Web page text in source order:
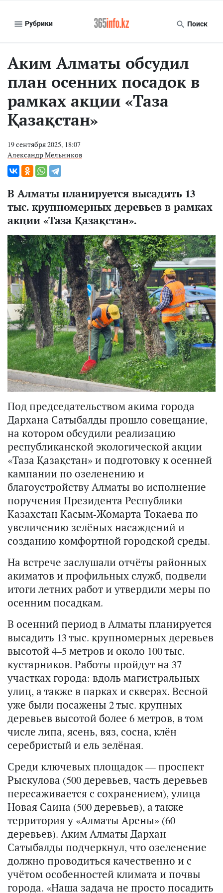
Рубрики Поиск
Аким Алматы обсудил
план осенних посадок в
рамках акции «Таза
Қазақстан»
19 сентября 2025, 18:07
Александр Мельников
В Алматы планируется высадить 13
тыс. крупномерных деревьев в рамках
акции «Таза Қазақстан».
Под председательством акима города
Дархана Сатыбалды прошло совещание,
на котором обсудили реализацию
республиканской экологической акции
«Таза Қазақстан» и подготовку к осенней
кампании по озеленению и
благоустройству Алматы во исполнение
поручения Президента Республики
Казахстан Касым-Жомарта Токаева по
увеличению зелёных насаждений и
созданию комфортной городской среды.
На встрече заслушали отчёты районных
акиматов и профильных служб, подвели
итоги летних работ и утвердили меры по
осенним посадкам.
В осенний период в Алматы планируется
высадить 13 тыс. крупномерных деревьев
высотой 4–5 метров и около 100 тыс.
кустарников. Работы пройдут на 37
участках города: вдоль магистральных
улиц, а также в парках и скверах. Весной
уже были посажены 2 тыс. крупных
деревьев высотой более 6 метров, в том
числе липа, ясень, вяз, сосна, клён
серебристый и ель зелёная.
Среди ключевых площадок — проспект
Рыскулова (500 деревьев, часть деревьев
пересаживается с сохранением), улица
Новая Саина (500 деревьев), а также
территория у «Алматы Арены» (60
деревьев). Аким Алматы Дархан
Сатыбалды подчеркнул, что озеленение
должно проводиться качественно и с
учётом особенностей климата и почвы
города. «Наша задача не просто посадить